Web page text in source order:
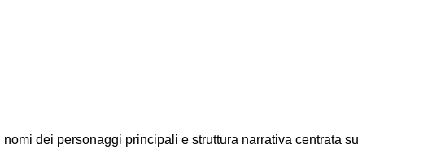
nomi dei personaggi principali e struttura narrativa centrata su